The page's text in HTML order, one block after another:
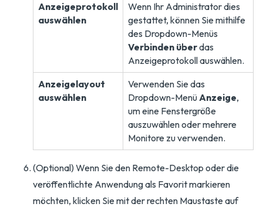
Anzeigeprotokoll
auswählen
Wenn Ihr Administrator dies
gestattet, können Sie mithilfe
des Dropdown-Menüs
Verbinden überdas
Anzeigeprotokoll auswählen.
Anzeigelayout
auswählen
Verwenden Sie das
Dropdown-MenüAnzeige,
um eine Fenstergröße
auszuwählen oder mehrere
Monitore zu verwenden.
(Optional) Wenn Sie den Remote-Desktop oder die
veröffentlichte Anwendung als Favorit markieren
möchten, klicken Sie mit der rechten Maustaste auf